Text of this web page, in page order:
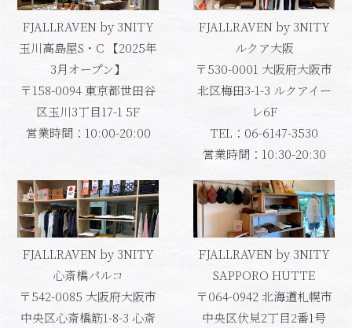
FJALLRAVEN by 3NITY
玉川高島屋S・C 【2025年
3月オープン】
〒158-0094 東京都世田谷
区玉川3丁目17-1 5F
営業時間：10:00-20:00
FJALLRAVEN by 3NITY
ルクア大阪
〒530-0001 大阪府大阪市
北区梅田3-1-3 ルクアイー
レ6F
TEL：06-6147-3530
営業時間：10:30-20:30
FJALLRAVEN by 3NITY
心斎橋パルコ
〒542-0085 大阪府大阪市
中央区心斎橋筋1-8-3 心斎
FJALLRAVEN by 3NITY
SAPPORO HUTTE
〒064-0942 北海道札幌市
中央区伏見2丁目2番1号